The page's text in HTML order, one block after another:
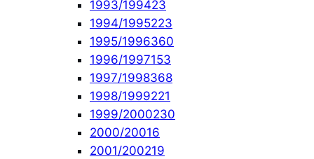
1993/199423
1994/1995223
1995/1996360
1996/1997153
1997/1998368
1998/1999221
1999/2000230
2000/20016
2001/200219